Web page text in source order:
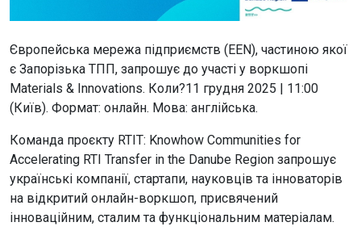
Європейська мережа підприємств (EEN), частиною якої
є Запорізька ТПП, запрошує до участі у воркшопі
Materials & Innovations. Коли?11 грудня 2025 | 11:00
(Київ). Формат: онлайн. Мова: англійська.
Команда проєкту RTIT: Knowhow Communities for
Accelerating RTI Transfer in the Danube Region запрошує
українські компанії, стартапи, науковців та інноваторів
на відкритий онлайн-воркшоп, присвячений
інноваційним, сталим та функціональним матеріалам.